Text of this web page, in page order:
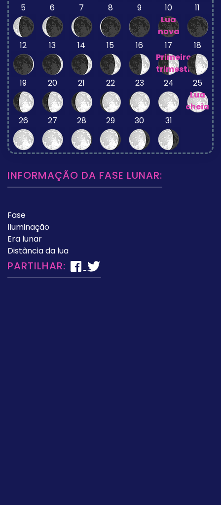
5 6 7 8 9
10
Lua
nova
11
12 13 14 15 16
17
Primeiro
trimestre
18
19 20 21 22 23 24
25
Lua
cheia
26
27 28 29 30 31
INFORMAÇÃO DA FASE LUNAR:
Fase
Iluminação
Era lunar
Distância da lua
PARTILHAR: